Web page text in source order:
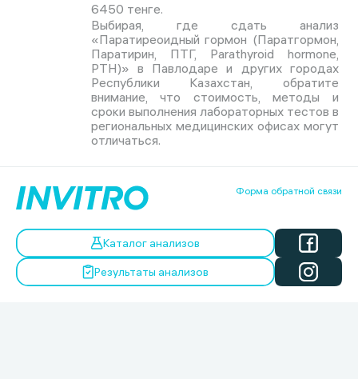
6450 тенге.
Выбирая, где сдать анализ
«Паратиреоидный гормон (Паратгормон,
Паратирин, ПТГ, Parathyroid hormone,
PTH)» в Павлодаре и других городах
Республики Казахстан, обратите
внимание, что стоимость, методы и
сроки выполнения лабораторных тестов в
региональных медицинских офисах могут
отличаться.
Форма обратной связи
Каталог анализов
Результаты анализов